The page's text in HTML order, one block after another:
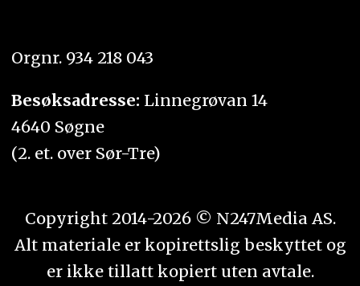
Orgnr. 934 218 043
Besøksadresse: Linnegrøvan 14
4640 Søgne
(2. et. over Sør-Tre)
Copyright 2014-2026 © N247Media AS.
Alt materiale er kopirettslig beskyttet og
er ikke tillatt kopiert uten avtale.